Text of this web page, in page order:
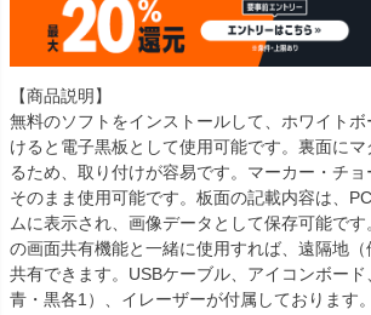
【商品説明】
無料のソフトをインストールして、ホワイト
けると電子黒板として使用可能です。裏面に
るため、取り付けが容易です。マーカー・チ
そのまま使用可能です。板面の記載内容は、
ムに表示され、画像データとして保存可能で
の画面共有機能と一緒に使用すれば、遠隔地
共有できます。USBケーブル、アイコンボード
青・黒各1）、イレーザーが付属しております